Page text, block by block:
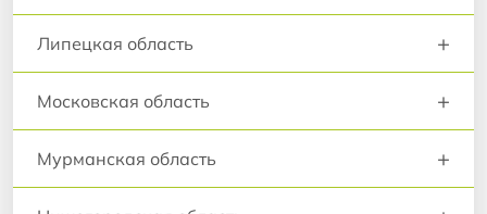
Липецкая область +
Московская область +
Мурманская область +